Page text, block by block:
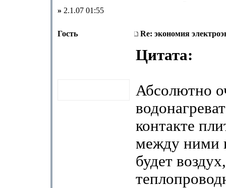
» 2.1.07 01:55
Гость Re: экономия
Цитата:
Абсолютно
контакте
между ними
будет